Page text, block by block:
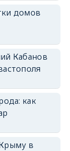
домов
Кабанов
как
в